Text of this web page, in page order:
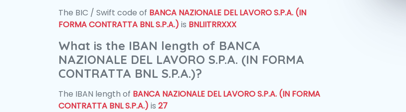
The BIC / Swift code of BANCA NAZIONALE DEL LAVORO S.P.A. (IN
FORMA CONTRATTA BNL S.P.A.) is BNLIITRRXXX
What is the IBAN length of BANCA
NAZIONALE DEL LAVORO S.P.A. (IN FORMA
CONTRATTA BNL S.P.A.)?
The IBAN length of BANCA NAZIONALE DEL LAVORO S.P.A. (IN FORMA
CONTRATTA BNL S.P.A.) is 27